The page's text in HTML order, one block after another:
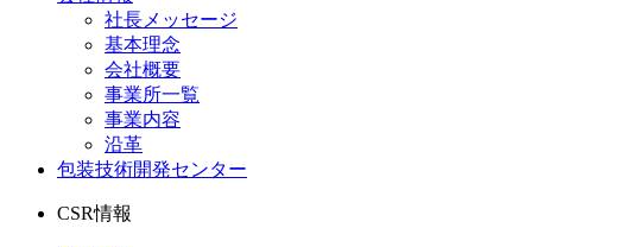
社長メッセージ
基本理念
会社概要
事業所一覧
事業内容
沿革
包装技術開発センター
CSR情報